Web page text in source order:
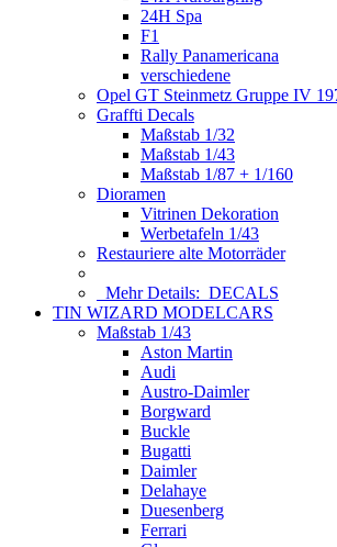
24H Spa
F1
Rally Panamericana
verschiedene
Opel GT Steinmetz Gruppe IV
Graffti Decals
Maßstab 1/32
Maßstab 1/43
Maßstab 1/87 + 1/160
Dioramen
Vitrinen Dekoration
Werbetafeln 1/43
Restauriere alte Motorräder
Mehr Details: DECALS
TIN WIZARD MODELCARS
Maßstab 1/43
Aston Martin
Audi
Austro-Daimler
Borgward
Buckle
Bugatti
Daimler
Delahaye
Duesenberg
Ferrari